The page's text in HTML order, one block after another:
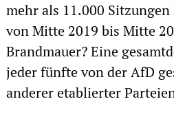
mehr als 11.000
von Mitte 2019 bis Mitte
Brandmauer? Eine
jeder fünfte von der AfD
anderer etablierter